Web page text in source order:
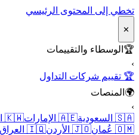
تخطي إلى المحتوى الرئيسي
✕
🏆 الوسطاء والتقييمات
›
🏆 تقييم شركات التداول
🌍 المنصات
›
🇸🇦 السعودية
🇦🇪 الإمارات 🇰🇼 الكويت
🇴🇲 عُمان
🇯🇴 الأردن 🇮🇶 العراق